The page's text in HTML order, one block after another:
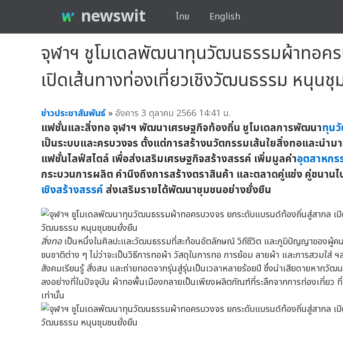
newswit ไทย English
จุฬาฯ ชูโมเดลพัฒนาทุนวัฒนธรรมผ้าทอค
เปิดเส้นทางท่องเที่ยวเชิงวัฒนธรรม หนุน
ข่าวประชาสัมพันธ์ » อังคาร 3 ตุลาคม 2566 14:41 น.
แฟชั่นและสิ่งทอ จุฬาฯ พัฒนาเศรษฐกิจท้องถิ่น ชูโมเดลการพัฒนาทุน
เป็นระบบและครบวงจร ตั้งแต่การสร้างนวัตกรรมเส้นใยสิ่งทอและน
แฟชั่นไลฟ์สไตล์ เพื่อส่งเสริมเศรษฐกิจสร้างสรรค์ เพิ่มมูลค่าอุตสาหก
กระบวนการผลิต คำนึงถึงการสร้างตราสินค้า และตลาดคู่แข่ง คู่ขนาน
เชิงสร้างสรรค์ ส่งเสริมรายได้พัฒนาชุมชนอย่างยั่งยืน
สิ่งทอเป็นหนึ่งในศิลปะและวัฒนธรรมที่สะท้อนอัตลักษณ์ วิถีชีวิต และภูมิปัญญาของผู้ค
ชนชาติต่าง ๆ ไม่ว่าจะเป็นวิธีการทอผ้า วัสดุในการทอ การย้อม ลายผ้า และการสวมใส่
สังคมเรียนรู้ สั่งสม และถ่ายทอดจากรุ่นสู่รุ่นเป็นเวลาหลายร้อยปี ซึ่งน่าเสียดายหากวัฒ
ลงอย่างที่ในปัจจุบัน ผ้าทอพื้นเมืองกลายเป็นเพียงผลิตภัณฑ์ที่ระลึกจากการท่องเที่ยว ที่
เท่านั้น